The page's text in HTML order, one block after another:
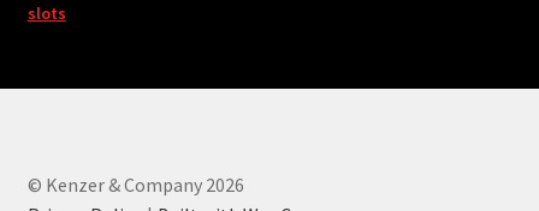
slots
© Kenzer & Company 2026